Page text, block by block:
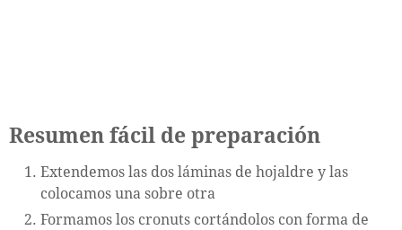
Resumen fácil de preparación
Extendemos las dos láminas de hojaldre y las
colocamos una sobre otra
Formamos los cronuts cortándolos con forma de